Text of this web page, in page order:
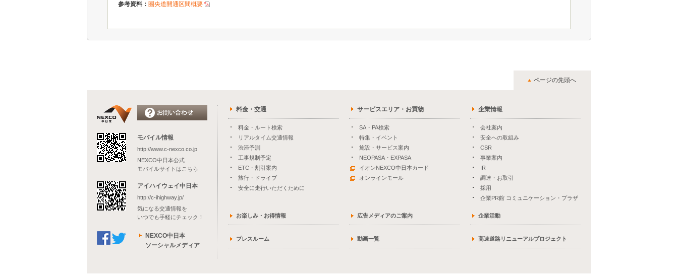
参考資料： 圏央道開通区間概要
ページの先頭へ
モバイル情報
http://www.c-nexco.co.jp
NEXCO中日本公式
モバイルサイトはこちら
アイハイウェイ中日本
http://c-ihighway.jp/
気になる交通情報を
いつでも手軽にチェック！
NEXCO中日本
ソーシャルメディア
料金・交通
料金・ルート検索
リアルタイム交通情報
渋滞予測
工事規制予定
ETC・割引案内
旅行・ドライブ
安全に走行いただくために
サービスエリア・お買物
SA・PA検索
特集・イベント
施設・サービス案内
NEOPASA・EXPASA
イオンNEXCO中日本カード
オンラインモール
企業情報
会社案内
安全への取組み
CSR
事業案内
IR
調達・お取引
採用
企業PR館 コミュニケーション・プラザ
お楽しみ・お得情報 広告メディアのご案内 企業活動
プレスルーム 動画一覧 高速道路リニューアルプロジェクト